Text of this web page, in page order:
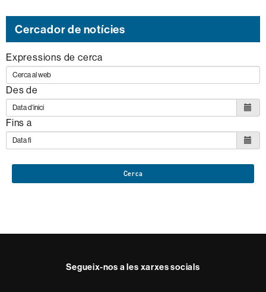
Cercador de notícies
Expressions de cerca
Des de
Fins a
Cerca
Segueix-nos a les xarxes socials